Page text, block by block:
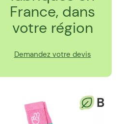
France, dans
votre région
Demandez votre devis
B